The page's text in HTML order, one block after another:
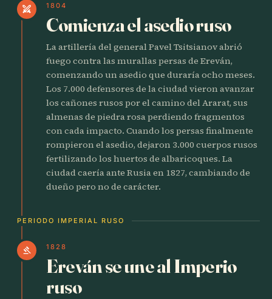
swords 1804
Comienza el asedio ruso
La artillería del general Pavel Tsitsianov abrió
fuego contra las murallas persas de Ereván,
comenzando un asedio que duraría ocho meses.
Los 7.000 defensores de la ciudad vieron avanzar
los cañones rusos por el camino del Ararat, sus
almenas de piedra rosa perdiendo fragmentos
con cada impacto. Cuando los persas finalmente
rompieron el asedio, dejaron 3.000 cuerpos rusos
fertilizando los huertos de albaricoques. La
ciudad caería ante Rusia en 1827, cambiando de
dueño pero no de carácter.
PERIODO IMPERIAL RUSO
gavel 1828
Ereván se une al Imperio
ruso